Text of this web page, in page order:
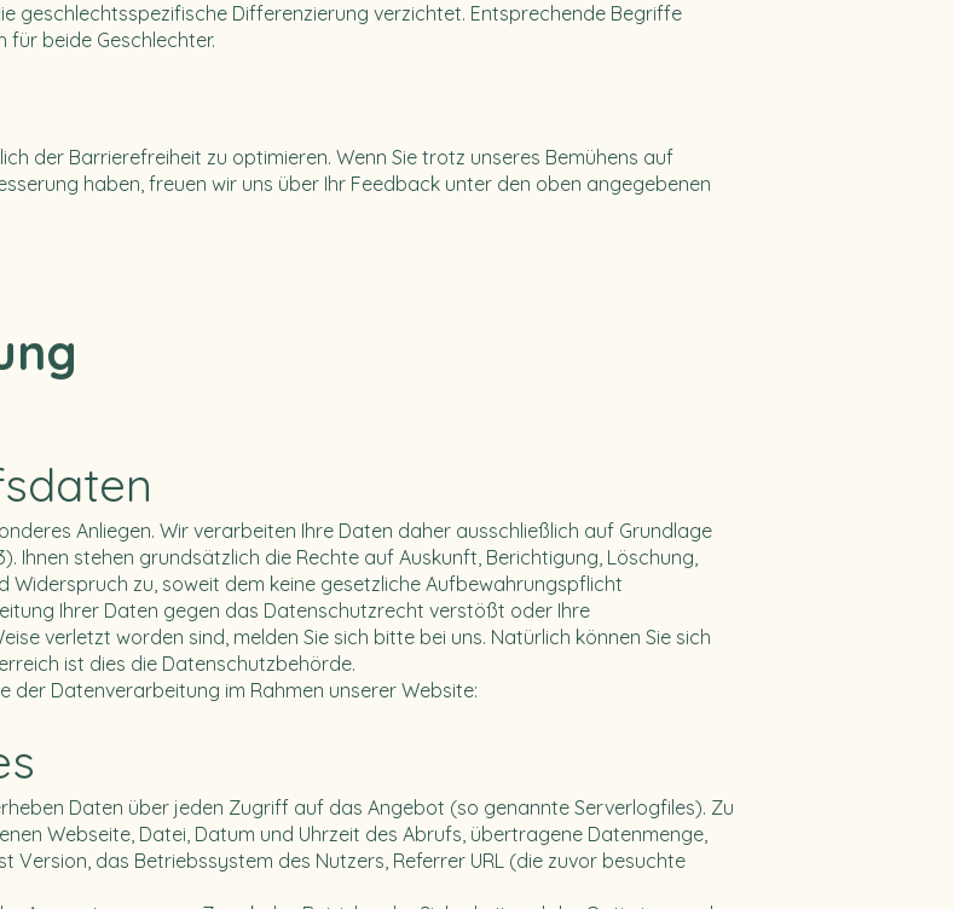
geschlechtsspezifische Differenzierung verzichtet. Entsprechende Begriffe
für beide Geschlechter.
der Barrierefreiheit zu optimieren. Wenn Sie trotz unseres Bemühens auf
haben, freuen wir uns über Ihr Feedback unter den oben angegebenen
Anliegen. Wir verarbeiten Ihre Daten daher ausschließlich auf Grundlage
Ihnen stehen grundsätzlich die Rechte auf Auskunft, Berichtigung, Löschung,
zu, soweit dem keine gesetzliche Aufbewahrungspflicht
Ihrer Daten gegen das Datenschutzrecht verstößt oder Ihre
verletzt worden sind, melden Sie sich bitte bei uns. Natürlich können Sie sich
ist dies die Datenschutzbehörde.
der Datenverarbeitung im Rahmen unserer Website:
Daten über jeden Zugriff auf das Angebot (so genannte Serverlogfiles). Zu
Webseite, Datei, Datum und Uhrzeit des Abrufs, übertragene Datenmenge,
das Betriebssystem des Nutzers, Referrer URL (die zuvor besuchte